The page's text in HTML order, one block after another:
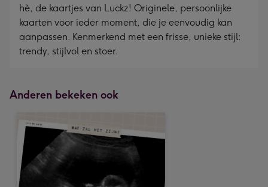
hè, de kaartjes van Luckz! Originele, persoonlijke
kaarten voor ieder moment, die je eenvoudig kan
aanpassen. Kenmerkend met een frisse, unieke stijl:
trendy, stijlvol en stoer.
Anderen bekeken ook